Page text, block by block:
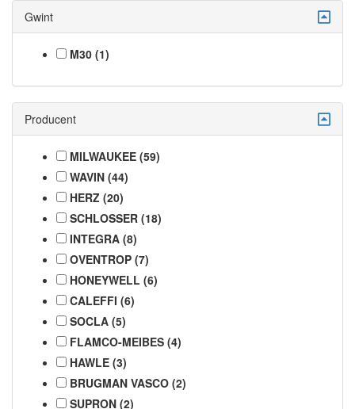
Gwint
M30 (1)
Producent
MILWAUKEE (59)
WAVIN (44)
HERZ (20)
SCHLOSSER (18)
INTEGRA (8)
OVENTROP (7)
HONEYWELL (6)
CALEFFI (6)
SOCLA (5)
FLAMCO-MEIBES (4)
HAWLE (3)
BRUGMAN VASCO (2)
SUPRON (2)